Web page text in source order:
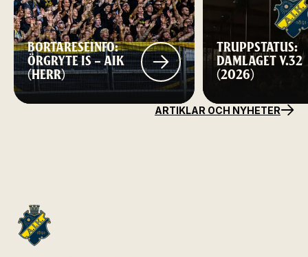
BORTARESEINFO:
ÖRGRYTE IS – AIK
(HERR)
TRUPPSTATUS:
DAMLAGET V.32
(2026)
ARTIKLAR OCH NYHETER